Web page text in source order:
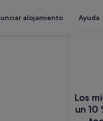
alojamiento Ayuda
Los
un 10